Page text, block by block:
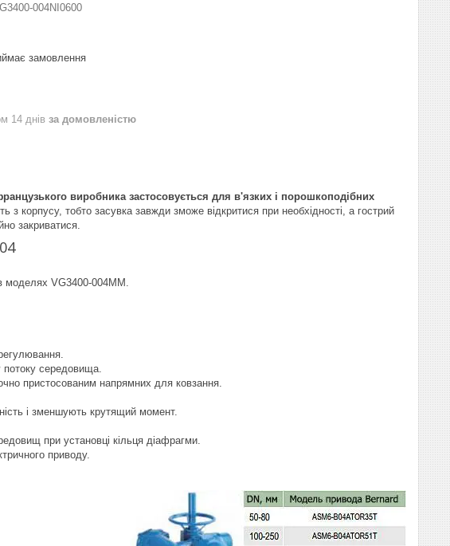
004NI0600
замовлення
14 днів за домовленістю
виробника застосовується для в'язких і порошкоподібних
з корпусу, тобто засувка завжди зможе відкритися при необхідності, а гострий
закриватися.
VG3400-004MM.
потоку середовища.
пристосованим напрямних для ковзання.
і зменшують крутящий момент.
при установці кільця діафрагми.
приводу.